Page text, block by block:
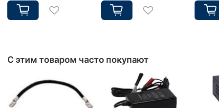
С этим товаром часто покупают